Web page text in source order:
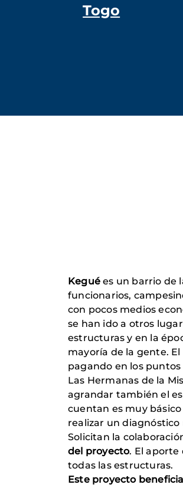
Togo
Keguées un barrio de
funcionarios,
con pocos medios
se han ido a otros
estructuras y en la
mayoría de la gente.
pagando en los
Las Hermanas de la
agrandar también el
cuentan es muy
realizar un
Solicitan la
del proyecto. El
todas las estructuras.
Este proyecto